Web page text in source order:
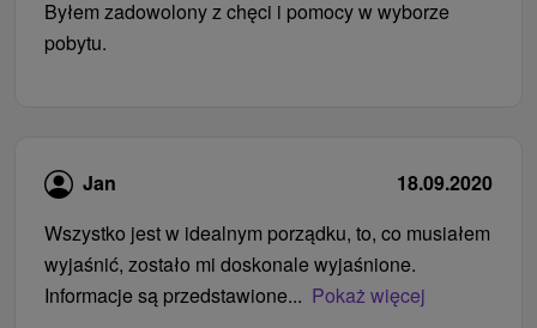
Byłem zadowolony z chęci i pomocy w wyborze
pobytu.
Jan
18.09.2020
Wszystko jest w idealnym porządku, to, co musiałem
wyjaśnić, zostało mi doskonale wyjaśnione.
Informacje są przedstawione... Pokaż więcej